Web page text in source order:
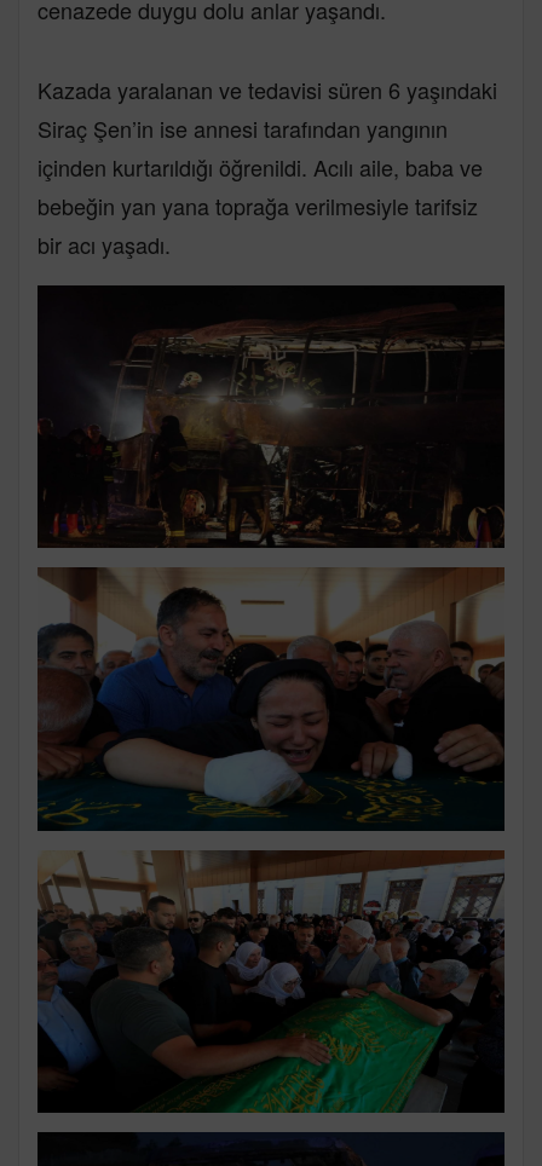
cenazede duygu dolu anlar yaşandı.
Kazada yaralanan ve tedavisi süren 6 yaşındaki
Siraç Şen’in ise annesi tarafından yangının
içinden kurtarıldığı öğrenildi. Acılı aile, baba ve
bebeğin yan yana toprağa verilmesiyle tarifsiz
bir acı yaşadı.